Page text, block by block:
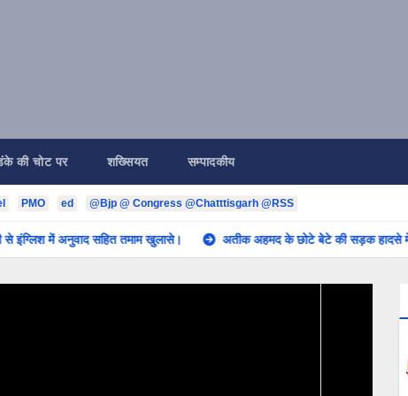
की चोट पर शख्सियत सम्पादकीय
PMO ed @Bjp @ Congress @Chatttisgarh @RSS
सहित तमाम खुलासे। अतीक अहमद के छोटे बेटे की सड़क हादसे में मौत। अपने